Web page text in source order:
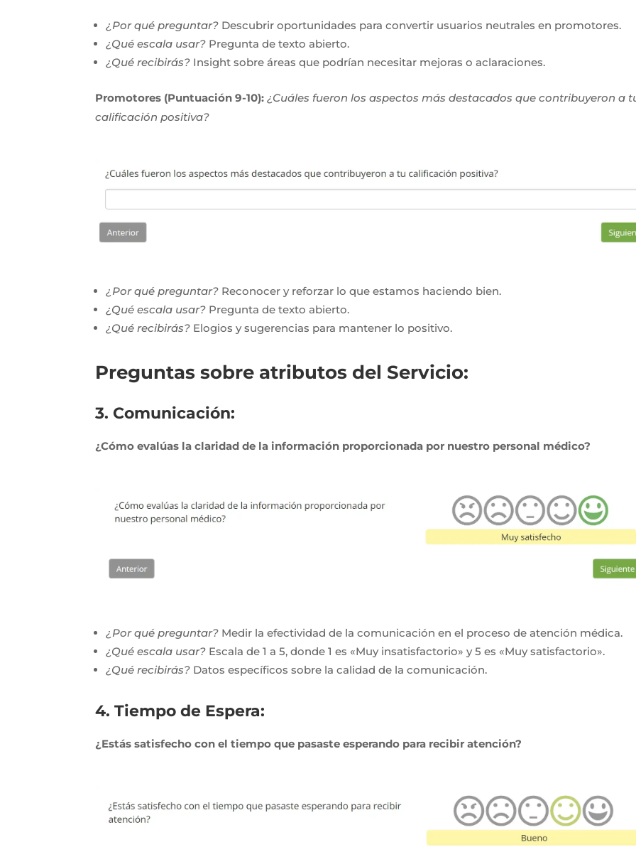
¿Por qué preguntar? Descubrir oportunidades para convertir usuarios neutrales en promotores.
¿Qué escala usar? Pregunta de texto abierto.
¿Qué recibirás? Insight sobre áreas que podrían necesitar mejoras o aclaraciones.
Promotores (Puntuación 9-10): ¿Cuáles fueron los aspectos más destacados que contribuyeron a
calificación positiva?
¿Por qué preguntar? Reconocer y reforzar lo que estamos haciendo bien.
¿Qué escala usar? Pregunta de texto abierto.
¿Qué recibirás? Elogios y sugerencias para mantener lo positivo.
Preguntas sobre atributos del Servicio:
3. Comunicación:
¿Cómo evalúas la claridad de la información proporcionada por nuestro personal médico?
¿Por qué preguntar? Medir la efectividad de la comunicación en el proceso de atención médica.
¿Qué escala usar? Escala de 1 a 5, donde 1 es «Muy insatisfactorio» y 5 es «Muy satisfactorio».
¿Qué recibirás? Datos específicos sobre la calidad de la comunicación.
4. Tiempo de Espera:
¿Estás satisfecho con el tiempo que pasaste esperando para recibir atención?